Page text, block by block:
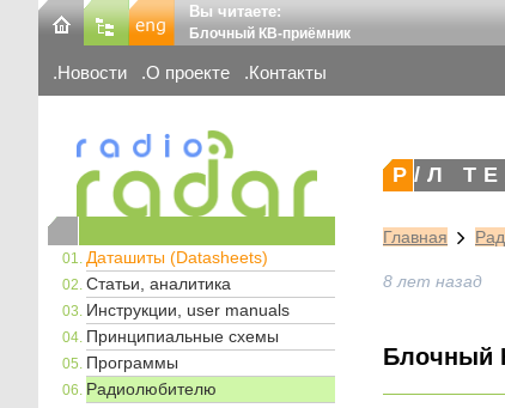
Вы читаете:
Блочный КВ-приёмник
Новости О проекте Контакты
Даташиты (Datasheets)
Статьи, аналитика
Инструкции, user manuals
Принципиальные схемы
Программы
Радиолюбителю
Р/Л
Главная
8 лет назад
Блочный